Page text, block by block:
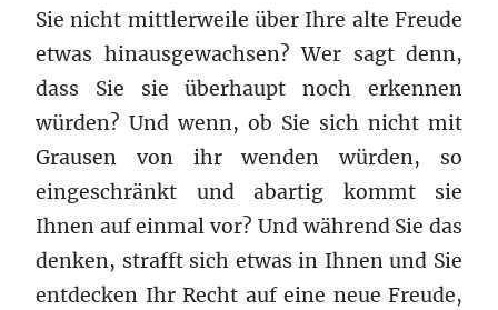
Sie nicht mittlerweile über Ihre alte Freude
etwas hinausgewachsen? Wer sagt denn,
dass Sie sie überhaupt noch erkennen
würden? Und wenn, ob Sie sich nicht mit
Grausen von ihr wenden würden, so
eingeschränkt und abartig kommt sie
Ihnen auf einmal vor? Und während Sie das
denken, strafft sich etwas in Ihnen und Sie
entdecken Ihr Recht auf eine neue Freude,